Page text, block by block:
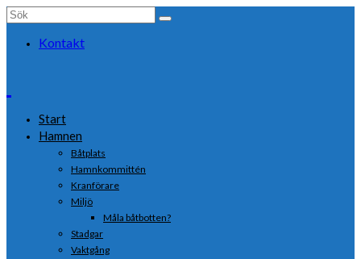
Search
Kontakt
Start
Hamnen
Båtplats
Hamnkommittén
Kranförare
Miljö
Måla båtbotten?
Stadgar
Vaktgång